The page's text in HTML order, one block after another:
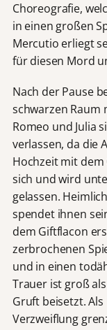
Choreografie,
in einen großen
Mercutio erliegt
für diesen Mord
Nach der Pause
schwarzen Raum
Romeo und Julia
verlassen, da die
Hochzeit mit dem
sich und wird
gelassen.
spendet ihnen
dem Giftflacon
zerbrochenen
und in einen
Trauer ist groß
Gruft beisetzt.
Verzweiflung